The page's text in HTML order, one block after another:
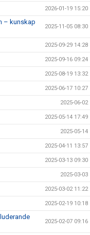
2026-01-19 15:20
– kunskap
2025-11-05 08:30
2025-09-29 14:28
2025-09-16 09:24
2025-08-19 13:32
2025-06-17 10:27
2025-06-02
2025-05-14 17:49
2025-05-14
2025-04-11 13:57
2025-03-13 09:30
2025-03-03
2025-03-02 11:22
2025-02-19 10:18
2025-02-07 09:16